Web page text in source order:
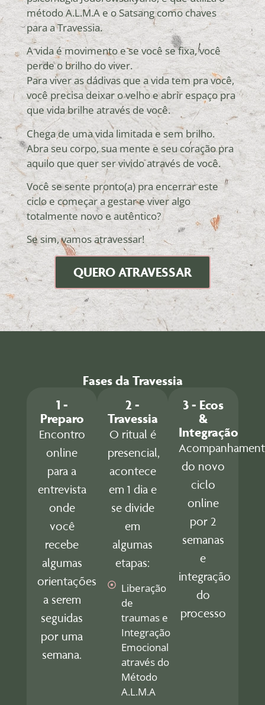
método A.L.M.A e o Satsang como chaves
para a Travessia.
A vida é movimento e se você se fixa, você
perde o brilho do viver.
Para viver as dádivas que a vida tem pra você,
você precisa deixar o velho e abrir espaço pra
que vida brilhe através de você.
Chega de uma vida limitada e sem brilho.
Abra seu corpo, sua mente e seu coração pra
aquilo que quer ser vivido através de você.
Você se sente pronto(a) pra encerrar este
ciclo e começar a gestar e viver algo
totalmente novo e autêntico?
Se sim, vamos atravessar!
QUERO ATRAVESSAR
Fases da Travessia
1 -
Preparo
Encontro
online
para a
entrevista
onde
você
recebe
algumas
orientações
a serem
seguidas
por uma
semana.
2 -
Travessia
O ritual é
presencial,
acontece
em 1 dia e
se divide
em
algumas
etapas:
Liberação
de
traumas e
Integração
Emocional
através do
Método
A.L.M.A
3 - Ecos
&
Integração
do novo
ciclo
online
por 2
semanas
e
integração
do
processo